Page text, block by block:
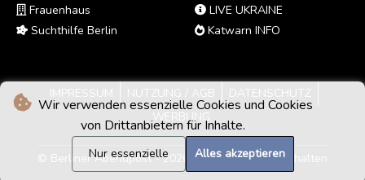
Wir verwenden essenzielle Cookies und Cookies
von Drittanbietern für Inhalte.
Nur essenzielle Alles akzeptieren
Frauenhaus
Suchthilfe Berlin
LIVE UKRAINE
Katwarn INFO
IMPRESSUM NUTZUNG / AGB
DATENSCHUTZ
WERBUNG
© Berliner Abendpost - 2026 - Alle Rechte vorbehalten